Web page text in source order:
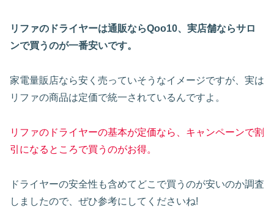
リファのドライヤーは通販ならQoo10、 実店舗ならサロ
ンで買うのが一番安いです。
家電量販店なら安く売っていそうなイメージですが、実は
リファの商品は定価で統一されているんですよ。
リファのドライヤーの基本が定価なら、キャンペーンで割
引になるところで買うのがお得。
ドライヤーの安全性も含めてどこで買うのが安いのか調査
しましたので、ぜひ参考にしてくださいね!